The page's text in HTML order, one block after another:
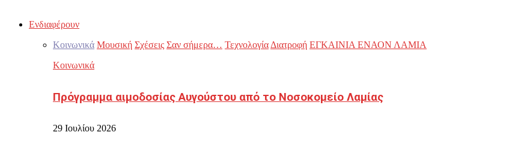
Ενδιαφέρουν
Κοινωνικά Μουσική Σχέσεις Σαν σήμερα… Τεχνολογία Διατροφή ΕΓΚΑΙΝΙΑ ΕΝΑΟΝ ΛΑΜΙΑ
Κοινωνικά
Πρόγραμμα αιμοδοσίας Αυγούστου από το Νοσοκομείο Λαμίας
29 Ιουλίου 2026